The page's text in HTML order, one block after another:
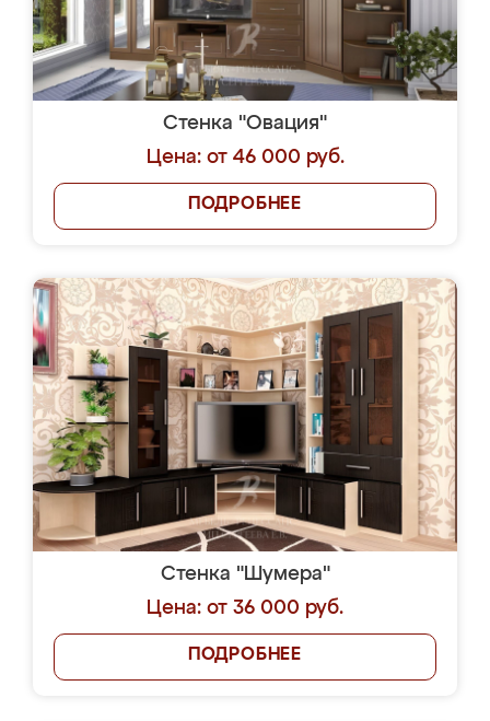
Стенка "Овация"
Цена: от 46 000 руб.
ПОДРОБНЕЕ
Стенка "Шумера"
Цена: от 36 000 руб.
ПОДРОБНЕЕ